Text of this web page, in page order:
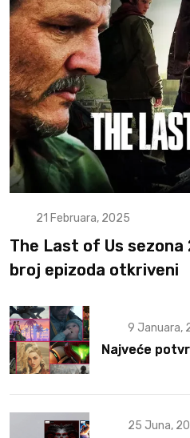
21 Februara, 2025
The Last of Us sezona
broj epizoda otkriveni
9 Januara,
Najveće
25 Juna,